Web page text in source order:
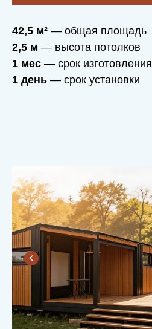
42,5 м² — общая площадь
2,5 м — высота потолков
1 мес — срок изготовления
1 день — срок установки